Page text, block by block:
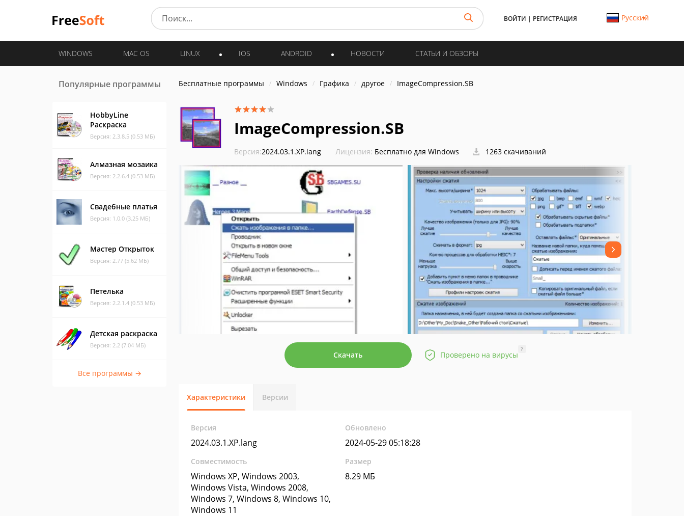
ВОЙТИ | РЕГИСТРАЦИЯ Русский
WINDOWS MAC OS LINUX IOS ANDROID НОВОСТИ СТАТЬИ И ОБЗОРЫ
Популярные программы
HobbyLine
Раскраска
Версия: 2.3.8.5 (0.53 МБ)
Алмазная мозаика
Версия: 2.2.6.4 (0.53 МБ)
Свадебные платья
Версия: 1.0.0 (3.25 МБ)
Мастер Открыток
Версия: 2.77 (5.62 МБ)
Петелька
Версия: 2.2.1.4 (0.53 МБ)
Детская раскраска
Версия: 2.2 (7.04 МБ)
Все программы →
Бесплатные программы Windows Графика другое ImageCompression.SB
ImageCompression.SB
Версия:2024.03.1.XP.lang Лицензия: Бесплатно для Windows 1263 скачиваний
Скачать Проверено на вирусы
?
Характеристики Версии
Версия
2024.03.1.XP.lang
Обновлено
2024-05-29 05:18:28
Совместимость
Windows XP, Windows 2003,
Windows Vista, Windows 2008,
Windows 7, Windows 8, Windows 10,
Windows 11
Размер
8.29 МБ